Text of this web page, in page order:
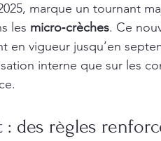
marque un tournant
les micro‑crèches. Ce
vigueur jusqu’en
interne que sur les
des règles